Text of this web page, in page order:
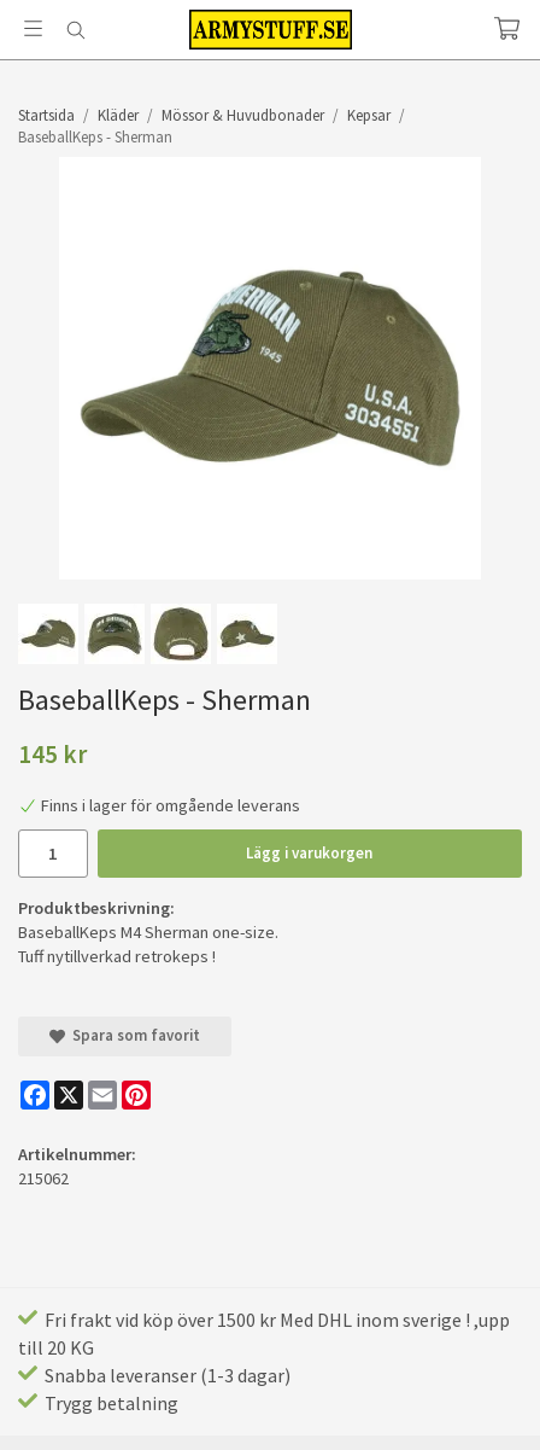
Startsida / Kläder / Mössor & Huvudbonader / Kepsar /
BaseballKeps - Sherman
BaseballKeps - Sherman
145 kr
Finns i lager för omgående leverans
Lägg i varukorgen
Produktbeskrivning:
BaseballKeps M4 Sherman one-size.
Tuff nytillverkad retrokeps !
Spara som favorit
Facebook
X Email
Artikelnummer:
215062
Fri frakt vid köp över 1500 kr Med DHL inom sverige ! ,upp
till 20 KG
Snabba leveranser (1-3 dagar)
Trygg betalning